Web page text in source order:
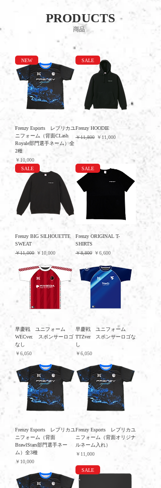
PRODUCTS
商品
NEW
Frenzy Esports レプリカユ
ニフォーム（背面CLash
Royale部門選手ネーム）全
2種
価格
￥10,000
SALE
Frenzy HOODIE
通常価格
￥11,800 セール価格
￥11,000
SALE
Frenzy BIG SILHOUETTE
SWEAT
通常価格
￥11,000 セール価格
￥10,000
SALE
Frenzy ORIGINAL T-
SHIRTS
通常価格
￥8,800 セール価格
￥6,600
早慶戦 ユニフォーム
WECver. スポンサーロゴ
なし
価格
￥6,050
早慶戦 ユニフォーム
TTZver スポンサーロゴな
し
価格
￥6,050
Frenzy Esports レプリカユ
ニフォーム（背面
BrawlStars部門選手ネー
ム）全3種
価格
￥10,000
Frenzy Esports レプリカユ
ニフォーム（背面オリジナ
ルネーム入れ）
価格
￥11,000
SALE